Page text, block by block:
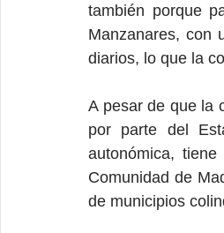
también porque
Manzanares, con
diarios, lo que la
A pesar de que la
por parte del
autonómica,
Comunidad de
de municipios